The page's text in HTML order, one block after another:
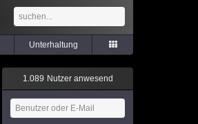
Unterhaltung
1.089 Nutzer anwesend